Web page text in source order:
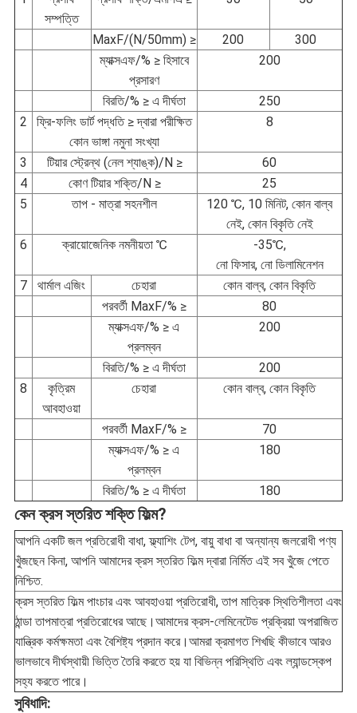
সম্পত্তি
MaxF/(N/50mm) ≥ 200
300
ম্যাক্সএফ/% ≥ হিসাবে
প্রসারণ
200
বিরতি/% ≥ এ দীর্ঘতা
250
2
ফ্রি-ফলিং ডার্ট পদ্ধতি ≥ দ্বারা পরীক্ষিত
কোন ভাঙ্গা নমুনা সংখ্যা
8
3 টিয়ার স্ট্রেন্থ (নেল শ্যাঙ্ক)/N ≥
60
4
কোণ টিয়ার শক্তি/N ≥
25
5
তাপ - মাত্রা সহনশীল
120 ℃, 10 মিনিট, কোন বাল্ব
নেই, কোন বিকৃতি নেই
6
ক্রায়োজেনিক নমনীয়তা ℃
-35℃,
নো ফিসার, নো ডিলামিনেশন
7
থার্মাল এজিং চেহারা
কোন বাল্ব, কোন বিকৃতি
পরবর্তী MaxF/% ≥
80
ম্যাক্সএফ/% ≥ এ
প্রলম্বন
200
বিরতি/% ≥ এ দীর্ঘতা
200
8
কৃত্রিম
আবহাওয়া
চেহারা কোন বাল্ব, কোন বিকৃতি
পরবর্তী MaxF/% ≥
70
ম্যাক্সএফ/% ≥ এ
প্রলম্বন
180
বিরতি/% ≥ এ দীর্ঘতা 180
কেন ক্রস স্তরিত শক্তি ফিল্ম?
আপনি একটি জল প্রতিরোধী বাধা, ফ্ল্যাশিং টেপ, বায়ু বাধা বা অন্যান্য জলরোধী পণ্য
খুঁজছেন কিনা, আপনি আমাদের ক্রস স্তরিত ফিল্ম দ্বারা নির্মিত এই সব খুঁজে পেতে
নিশ্চিত.
ক্রস স্তরিত ফিল্ম পাংচার এবং আবহাওয়া প্রতিরোধী, তাপ মাত্রিক স্থিতিশীলতা এবং
ঠান্ডা তাপমাত্রা প্রতিরোধের আছে।আমাদের ক্রস-লেমিনেটেড প্রক্রিয়া অপরাজিত
যান্ত্রিক কর্মক্ষমতা এবং বৈশিষ্ট্য প্রদান করে।আমরা ক্রমাগত শিখছি কীভাবে আরও
ভালভাবে দীর্ঘস্থায়ী ভিত্তি তৈরি করতে হয় যা বিভিন্ন পরিস্থিতি এবং ল্যান্ডস্কেপ
সহ্য করতে পারে।
সুবিধাদি: